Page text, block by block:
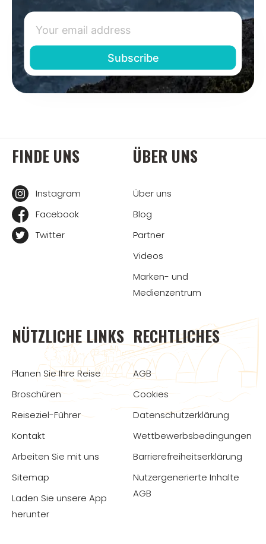
FINDE UNS
Instagram
Facebook
Twitter
ÜBER UNS
Über uns
Blog
Partner
Videos
Marken- und
Medienzentrum
NÜTZLICHE LINKS
Planen Sie Ihre Reise
Broschüren
Reiseziel-Führer
Kontakt
Arbeiten Sie mit uns
Sitemap
Laden Sie unsere App
herunter
RECHTLICHES
AGB
Cookies
Datenschutzerklärung
Wettbewerbsbedingungen
Barrierefreiheitserklärung
Nutzergenerierte Inhalte
AGB